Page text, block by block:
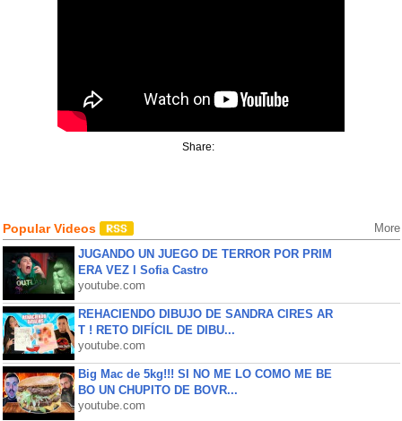
Share:
Popular Videos More
JUGANDO UN JUEGO DE TERROR POR PRIM
ERA VEZ l Sofia Castro
youtube.com
REHACIENDO DIBUJO DE SANDRA CIRES AR
T ! RETO DIFÍCIL DE DIBU...
youtube.com
Big Mac de 5kg!!! SI NO ME LO COMO ME BE
BO UN CHUPITO DE BOVR...
youtube.com